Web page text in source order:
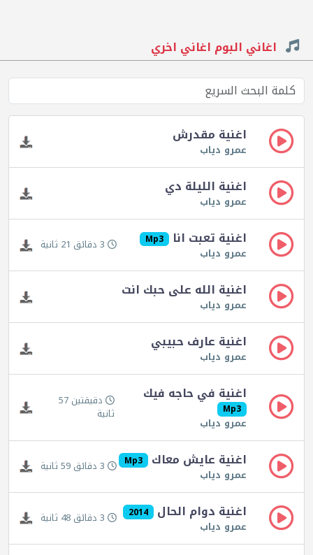
اغاني البوم اغاني اخري
اغنية مقدرش
عمرو دياب
اغنية الليلة دي
عمرو دياب
اغنية تعبت انا Mp3
عمرو دياب 3 دقائق 21 ثانية
اغنية الله على حبك انت
عمرو دياب
اغنية عارف حبيبي
عمرو دياب
اغنية في حاجه فيك
Mp3
عمرو دياب
دقيقتين 57
ثانية
اغنية عايش معاك Mp3
عمرو دياب 3 دقائق 59 ثانية
اغنية دوام الحال 2014
عمرو دياب 3 دقائق 48 ثانية